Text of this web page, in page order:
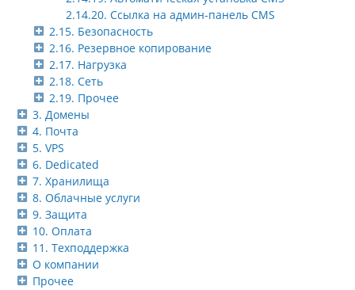
2.14.20. Ссылка на админ-панель CMS
2.15. Безопасность
2.16. Резервное копирование
2.17. Нагрузка
2.18. Сеть
2.19. Прочее
3. Домены
4. Почта
5. VPS
6. Dedicated
7. Хранилища
8. Облачные услуги
9. Защита
10. Оплата
11. Техподдержка
О компании
Прочее